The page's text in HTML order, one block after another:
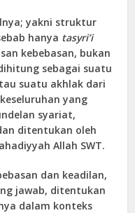
yakni struktur
hanya tasyri’i
kebebasan, bukan
sebagai suatu
suatu akhlak dari
yang
syariat,
ditentukan oleh
Allah SWT.
dan keadilan,
jawab, ditentukan
dalam konteks